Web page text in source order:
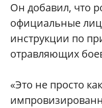
Он добавил, что
официальные
инструкции по
отравляющих
«Это не просто